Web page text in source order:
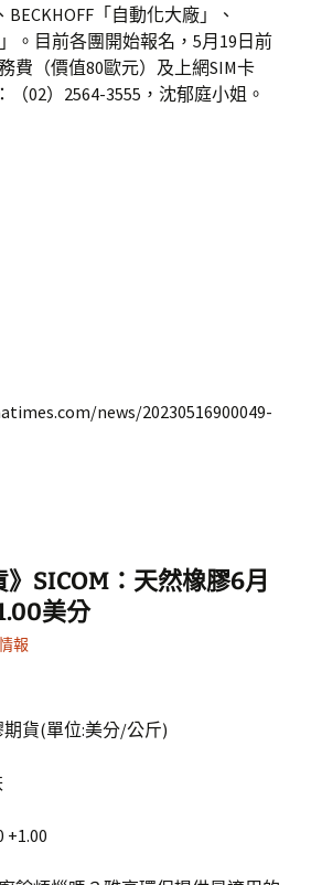
BECKHOFF「自動化大廠」、
。目前各團開始報名，5月19日前
費（價值80歐元）及上網SIM卡
（02）2564-3555，沈郁庭小姐。
news/20230516900049-
》SICOM：天然橡膠6月
美分
報
貨(單位:美分/公斤)
+1.00